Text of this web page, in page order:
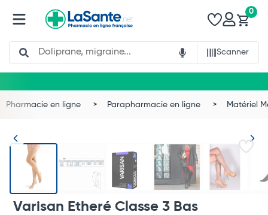
Search
Scanner
0
Pharmacie en ligne Parapharmacie en ligne Matériel
Varisan Etheré Classe 3 Bas